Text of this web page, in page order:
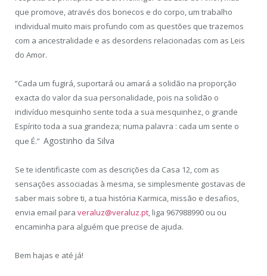
que promove, através dos bonecos e do corpo, um trabalho
individual muito mais profundo com as questões que trazemos
com a ancestralidade e as desordens relacionadas com as Leis
do Amor.
”Cada um fugirá, suportará ou amará a solidão na proporção
exacta do valor da sua personalidade, pois na solidão o
indivíduo mesquinho sente toda a sua mesquinhez, o grande
Espírito toda a sua grandeza; numa palavra : cada um sente o
que É.” Agostinho da Silva
Se te identificaste com as descrições da Casa 12, com as
sensações associadas à mesma, se simplesmente gostavas de
saber mais sobre ti, a tua história Karmica, missão e desafios,
envia email para veraluz@veraluz.pt, liga 967988990 ou ou
encaminha para alguém que precise de ajuda.
Bem hajas e até já!